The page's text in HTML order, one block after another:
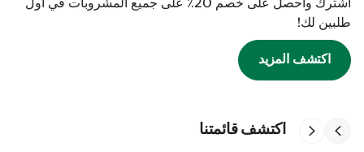
اشترك واحصل على خصم 20٪ على جميع المشروبات في أول
طلبين لك!
اكتشف المزيد
اكتشف قائمتنا